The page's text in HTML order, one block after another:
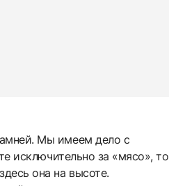
Мы имеем дело с
исключительно за «мясо», то
она на высоте.